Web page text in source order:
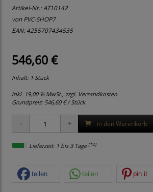
Artikel-Nr.:AT10142
vonPVC-SHOP7
EAN: 4255707434535
546,60 €
Inhalt: 1 Stück
inkl. 19,00 % MwSt., zzgl. Versandkosten
Grundpreis: 546,60 € / Stück
in den Warenkorb
Lieferzeit: 1 bis 3 Tage [*2]
teilen teilen pin it